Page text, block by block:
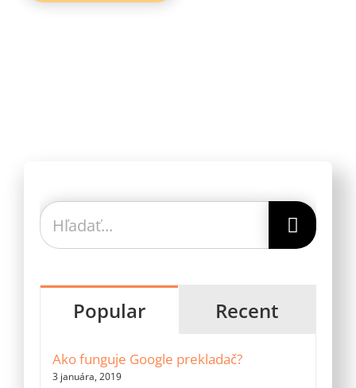
Hľadať:
Popular Recent
Ako funguje Google prekladač?
3 januára, 2019